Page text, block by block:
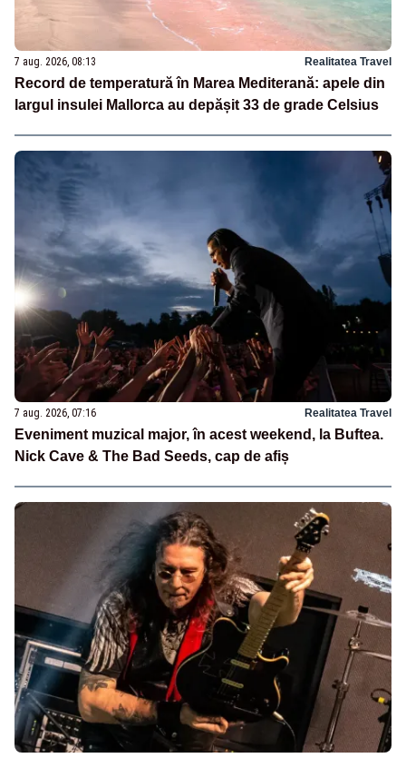
7 aug. 2026, 08:13 Realitatea Travel
Record de temperatură în Marea Mediterană: apele din
largul insulei Mallorca au depășit 33 de grade Celsius
7 aug. 2026, 07:16 Realitatea Travel
Eveniment muzical major, în acest weekend, la Buftea.
Nick Cave & The Bad Seeds, cap de afiș